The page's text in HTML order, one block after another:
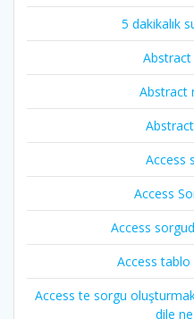
5 dakikalık
Abstract
Abstract
Access
Access
Access
Access
Access te sorgu
dile